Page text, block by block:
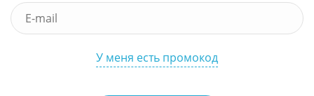
У меня есть промокод